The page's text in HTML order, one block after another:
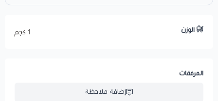
الوزن 1 كجم
المرفقات
إضافة ملاحظة